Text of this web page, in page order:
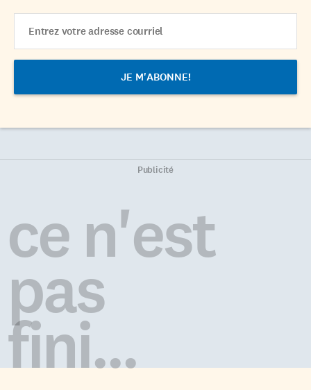
Address
Publicité
ce n'est
pas
fini...